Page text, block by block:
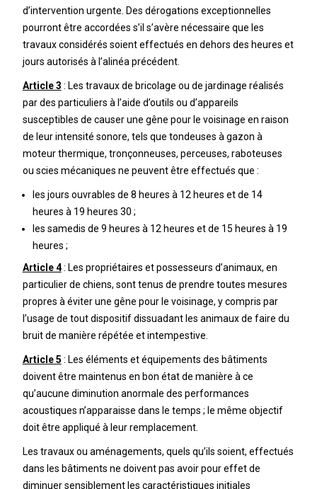
d’intervention urgente. Des dérogations exceptionnelles
pourront être accordées s’il s’avère nécessaire que les
travaux considérés soient effectués en dehors des heures et
jours autorisés à l’alinéa précédent.
Article 3 : Les travaux de bricolage ou de jardinage réalisés
par des particuliers à l’aide d’outils ou d’appareils
susceptibles de causer une gêne pour le voisinage en raison
de leur intensité sonore, tels que tondeuses à gazon à
moteur thermique, tronçonneuses, perceuses, raboteuses
ou scies mécaniques ne peuvent être effectués que :
les jours ouvrables de 8 heures à 12 heures et de 14
heures à 19 heures 30 ;
les samedis de 9 heures à 12 heures et de 15 heures à 19
heures ;
Article 4: Les propriétaires et possesseurs d’animaux, en
particulier de chiens, sont tenus de prendre toutes mesures
propres à éviter une gêne pour le voisinage, y compris par
l’usage de tout dispositif dissuadant les animaux de faire du
bruit de manière répétée et intempestive.
Article 5 : Les éléments et équipements des bâtiments
doivent être maintenus en bon état de manière à ce
qu’aucune diminution anormale des performances
acoustiques n’apparaisse dans le temps ; le même objectif
doit être appliqué à leur remplacement.
Les travaux ou aménagements, quels qu’ils soient, effectués
dans les bâtiments ne doivent pas avoir pour effet de
diminuer sensiblement les caractéristiques initiales